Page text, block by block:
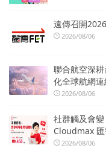
遠傳召開
2026/08/06
聯合航空深
化全球航網
2026/08/06
社群觸及會
Cloudmax
2026/08/06